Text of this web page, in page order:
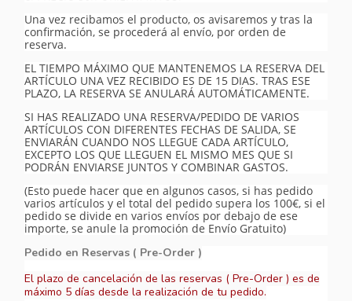
Una vez recibamos el producto, os avisaremos y tras la
confirmación, se procederá al envío, por orden de
reserva.
EL TIEMPO MÁXIMO QUE MANTENEMOS LA RESERVA DEL
ARTÍCULO UNA VEZ RECIBIDO ES DE 15 DIAS. TRAS ESE
PLAZO, LA RESERVA SE ANULARÁ AUTOMÁTICAMENTE.
SI HAS REALIZADO UNA RESERVA/PEDIDO DE VARIOS
ARTÍCULOS CON DIFERENTES FECHAS DE SALIDA, SE
ENVIARÁN CUANDO NOS LLEGUE CADA ARTÍCULO,
EXCEPTO LOS QUE LLEGUEN EL MISMO MES QUE SI
PODRÁN ENVIARSE JUNTOS Y COMBINAR GASTOS.
(Esto puede hacer que en algunos casos, si has pedido
varios artículos y el total del pedido supera los 100€, si el
pedido se divide en varios envíos por debajo de ese
importe, se anule la promoción de Envío Gratuito)
Pedido en Reservas ( Pre-Order )
El plazo de cancelación de las reservas ( Pre-Order ) es de
máximo 5 días desde la realización de tu pedido.